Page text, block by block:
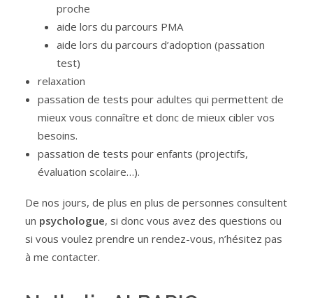
proche
aide lors du parcours PMA
aide lors du parcours d’adoption (passation
test)
relaxation
passation de tests pour adultes qui permettent de
mieux vous connaître et donc de mieux cibler vos
besoins.
passation de tests pour enfants (projectifs,
évaluation scolaire…).
De nos jours, de plus en plus de personnes consultent
un psychologue, si donc vous avez des questions ou
si vous voulez prendre un rendez-vous, n’hésitez pas
à me contacter.